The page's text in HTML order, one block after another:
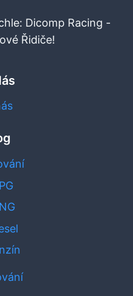
Dicomp Racing -
Řidiče!